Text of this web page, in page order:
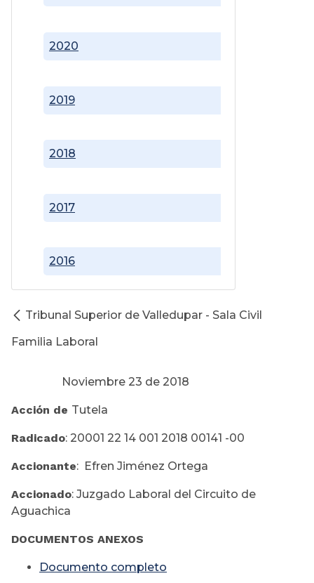
2016
2017
2018
2019
2020
Tribunal Superior de Valledupar - Sala Civil
Familia Laboral
Noviembre 23 de 2018
Acción de Tutela
Radicado: 20001 22 14 001 2018 00141 -00
Accionante: Efren Jiménez Ortega
Accionado: Juzgado Laboral del Circuito de
Aguachica
DOCUMENTOS ANEXOS
Documento completo